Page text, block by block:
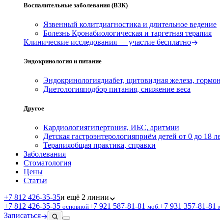
Воспалительные заболевания (ВЗК)
Язвенный колитдиагностика и длительное ведение
Болезнь Кронабиологическая и таргетная терапия
Клинические исследования — участие бесплатно
Эндокринология и питание
Эндокринологиядиабет, щитовидная железа,
Диетологияподбор питания, снижение веса
Другое
Кардиологиягипертония, ИБС, аритмии
Детская гастроэнтерологияприём детей от 0 до 18
Терапияобщая практика, справки
Заболевания
Стоматология
Цены
Статьи
+7 812 426‑35‑35и ещё 2 линии
+7 812 426‑35‑35 основной+7 921 587‑81‑81 моб.+7 931 357‑81‑81
Записаться